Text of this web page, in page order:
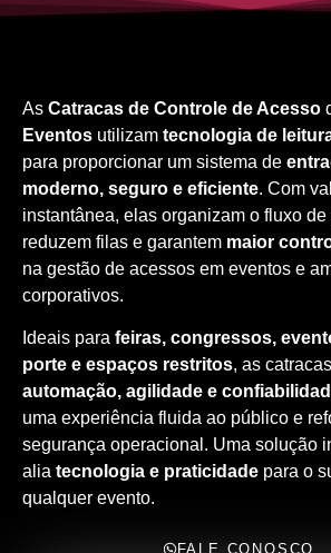
As Catracas de Controle de Acesso
Eventos utilizam tecnologia de
para proporcionar um sistema de
moderno, seguro e eficiente. Com
instantânea, elas organizam o fluxo de
reduzem filas e garantem maior
na gestão de acessos em eventos e
corporativos.
Ideais para feiras, congressos,
porte e espaços restritos, as
automação, agilidade e
uma experiência fluida ao público e
segurança operacional. Uma solução
alia tecnologia e praticidade para o
qualquer evento.
FALE CONOSCO